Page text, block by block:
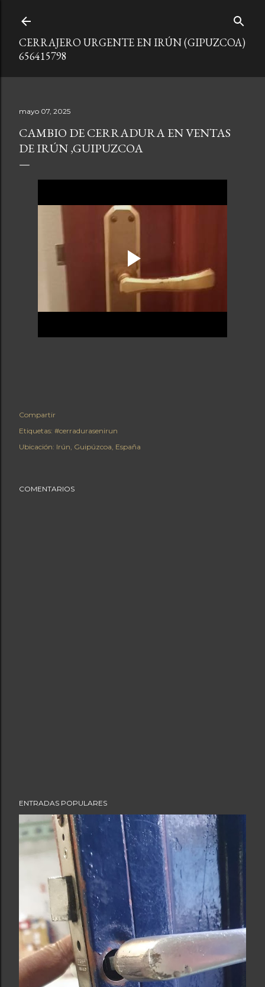
CERRAJERO URGENTE EN IRÚN (GIPUZCOA)
656415798
mayo 07, 2025
CAMBIO DE CERRADURA EN VENTAS
DE IRÚN ,GUIPUZCOA
Compartir
Etiquetas: #cerradurasenirun
Ubicación: Irún, Guipúzcoa, España
COMENTARIOS
ENTRADAS POPULARES